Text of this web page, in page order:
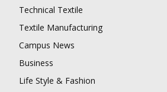
Technical Textile
Textile Manufacturing
Campus News
Business
Life Style & Fashion